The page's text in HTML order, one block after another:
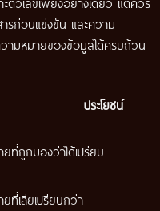
ก่อนแข่งขัน และความ
วามหมายของข้อมูลได้ครบถ้วน
ประโยชน์
ยที่ถูกมองว่าได้เปรียบ
ยที่เสียเปรียบกว่า